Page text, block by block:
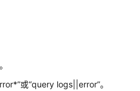
或“query logs||error”。